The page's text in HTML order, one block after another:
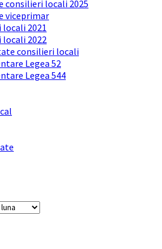
consilieri locali 2025
viceprimar
2021
2022
consilieri locali
Legea 52
Legea 544